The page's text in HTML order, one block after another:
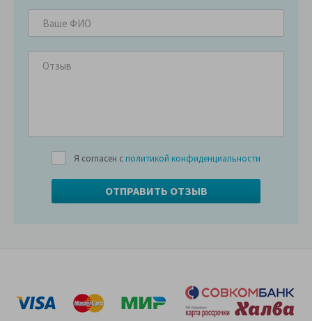
Я согласен с политикой конфиденциальности